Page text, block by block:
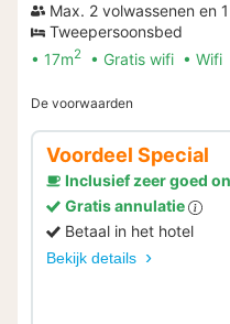
Max. 2 volwassenen en
Tweepersoonsbed
17m2 Gratis wifi Wifi
De voorwaarden
Voordeel Special
Inclusief zeer goed
Gratis annulatie
Betaal in het hotel
Bekijk details